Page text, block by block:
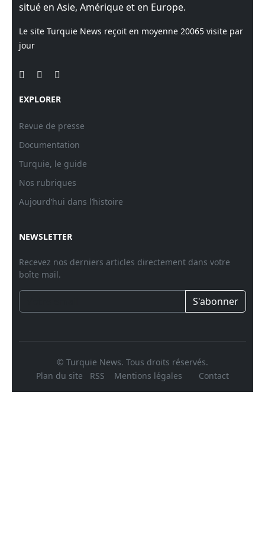
situé en Asie, Amérique et en Europe.
Le site Turquie News reçoit en moyenne 20065 visite par
jour
EXPLORER
Revue de presse
Documentation
Turquie, le guide
Nos rubriques
Aujourd’hui dans l’histoire
NEWSLETTER
Recevez nos derniers articles directement dans votre
boîte mail.
S'abonner
© Turquie News. Tous droits réservés.
Plan du site
RSS Mentions légales Contact